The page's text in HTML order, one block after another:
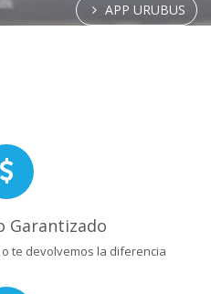
APP URUBUS
Garantizado
te devolvemos la diferencia